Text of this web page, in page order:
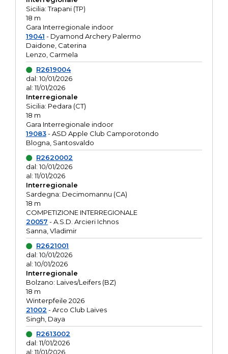
Sicilia: Trapani (TP)
18 m
Gara Interregionale indoor
19041 - Dyamond Archery Palermo
Daidone, Caterina
Lenzo, Carmela
R2619004
dal: 10/01/2026
al: 11/01/2026
Interregionale
Sicilia: Pedara (CT)
18 m
Gara Interregionale indoor
19083- ASD Apple Club Camporotondo
Blogna, Santosvaldo
R2620002
dal: 10/01/2026
al: 11/01/2026
Interregionale
Sardegna: Decimomannu (CA)
18 m
COMPETIZIONE INTERREGIONALE
20057 - A.S.D. Arcieri Ichnos
Sanna, Vladimir
R2621001
dal: 10/01/2026
al: 10/01/2026
Interregionale
Bolzano: Laives/Leifers (BZ)
18 m
Winterpfeile 2026
21002 - Arco Club Laives
Singh, Daya
R2613002
dal: 11/01/2026
al: 11/01/2026